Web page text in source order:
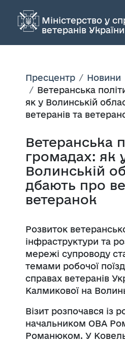
Міністерство у
ветеранів України
Пресцентр
Новини
Ветеранська
як у Волинській
ветеранів та
Ветеранська
громадах: як
Волинській
дбають про
ветеранок
Розвиток
інфраструктури та
мережі супроводу
темами робочої
справах ветеранів
Калмикової на
Візит розпочався із
начальником ОВА
Романюком. У